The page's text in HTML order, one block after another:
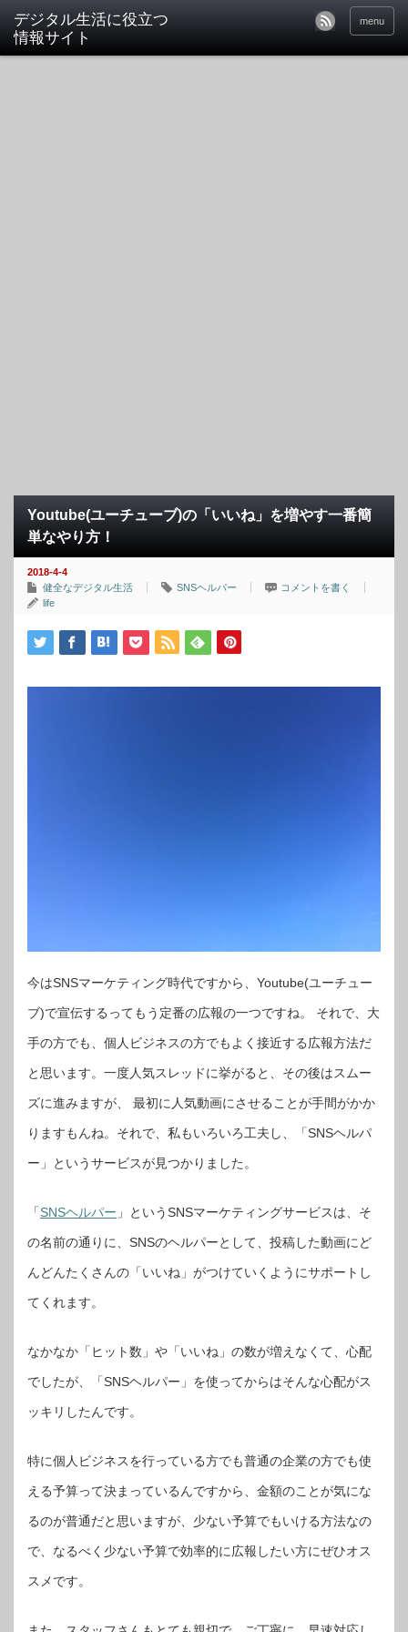
デジタル生活に役立つ
情報サイト
menu
Youtube(ユーチューブ)の「いいね」を増やす一番簡
単なやり方！
2018-4-4
健全なデジタル生活
SNSヘルパー
コメントを書く
life
今はSNSマーケティング時代ですから、 Youtube(ユーチュー
ブ)で宣伝するってもう定番の広報の一つですね。 それで、大
手の方でも、個人ビジネスの方でもよく接近する広報方法だ
と思います。一度人気スレッドに挙がると、その後はスムー
ズに進みますが、 最初に人気動画にさせることが手間がかか
りますもんね。それで、私もいろいろ工夫し、 「SNSヘルパ
ー」 というサービスが見つかりました。
「SNSヘルパー 」 というSNSマーケティングサービスは、そ
の名前の通り に、SNSのヘルパーとして 、投稿した動画にど
んどんたくさんの「いいね」がつけていくようにサポート し
てくれます。
なかなか「ヒット数」や「いいね」の数が増えなくて、心配
でしたが、 「SNSヘルパー」 を使ってからはそんな心配がス
ッキリしたんです。
特に個人ビジネスを行っている方でも普通の企業の方でも使
える予算って決まっているんですから、金額のことが気にな
るのが普通だと思いますが、 少ない予算でもいける方法なの
で、なるべく少ない予算で効率的に広報したい方にぜひオス
スメです。